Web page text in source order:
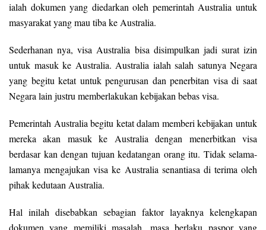
ialah dokumen yang diedarkan oleh pemerintah Australia untuk
masyarakat yang mau tiba ke Australia.
Sederhanan nya, visa Australia bisa disimpulkan jadi surat izin
untuk masuk ke Australia. Australia ialah salah satunya Negara
yang begitu ketat untuk pengurusan dan penerbitan visa di saat
Negara lain justru memberlakukan kebijakan bebas visa.
Pemerintah Australia begitu ketat dalam memberi kebijakan untuk
mereka akan masuk ke Australia dengan menerbitkan visa
berdasar kan dengan tujuan kedatangan orang itu. Tidak selama-
lamanya mengajukan visa ke Australia senantiasa di terima oleh
pihak kedutaan Australia.
Hal inilah disebabkan sebagian faktor layaknya kelengkapan
dokumen yang memiliki masalah, masa berlaku paspor yang